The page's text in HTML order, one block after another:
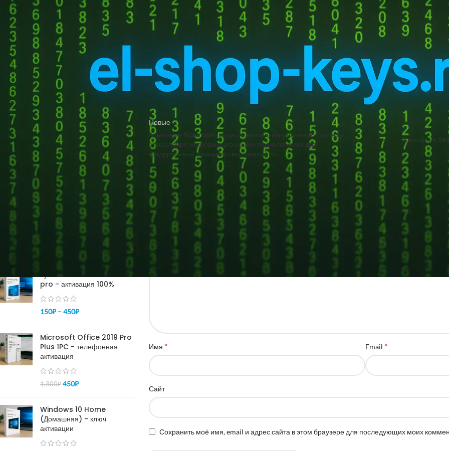
Получить код подтверждения
Купить токены для получения кодов
подтверждения
НОВЫЕ КОММЕНТАРИИ
Vlad Zorky к записи
Недорогие
маршрутизаторы с поддержкой Wi-Fi 7:
TP-Link 7DR7270 и 7DR7290.
Сева к записи Недорогие
маршрутизаторы с поддержкой Wi-Fi 7:
TP-Link 7DR7270 и 7DR7290.
Кириллк записи
«М.Видео-
Эльдорадо» открыла магазин в новой
концепции и совместно со Sber
Metaverse Tech и
«СберМаркетингом» запустила ИИ-
консультанта «Эм.Ви»
ПОПУЛЯРНОЕ
Купить ключ Windows 10
pro - активация 100%
150₽ –450₽
Microsoft Office 2019 Pro
Plus 1PC - телефонная
активация
1,300₽ 450₽
Windows 10 Home
(Домашняя) - ключ
активации
улучшить ценообразование и качество обслуживания клиентов. Модель прошла обучение
успешно помогает трейдерам минимизировать влияние аномалий на котировки. Директор
искусственного интеллекта для эффективной работы на финансовых рынках.
Новые
Компания Naumen создала автоматизированную систему
управления информационными технологиями для
федеральной пассажирской компании.
Компания
Добавить комментарий
Ваш адрес email не будет опубликован. Обязательные поля помечены*
Комментарий*
Имя * Email *
Сайт
Сохранить моё имя, email и адрес сайта в этом браузере для последующих моих